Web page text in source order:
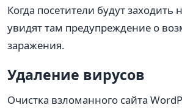
Когда посетители будут заходить
увидят там предупреждение о
заражения.
Удаление вирусов
Очистка взломанного сайта